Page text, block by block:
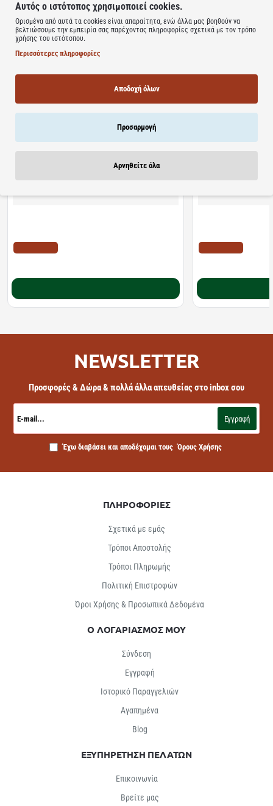
Ανάλαφρη υφή που απορροφάται άμεσα
Κατάλληλο για καθημερινή ενυδάτωση
Learn more
Bestsellers Είδατε Πρόσφατα
NEWSLETTER
Προσφορές & Δώρα & πολλά άλλα απευθείας στο inbox σου
mail...
Εγγραφή
Έχω διαβάσει και αποδέχομαι τους Όρους Χρήσης
ΠΛΗΡΟΦΟΡΙΕΣ
Σχετικά με εμάς
Τρόποι Αποστολής
Τρόποι Πληρωμής
Πολιτική Επιστροφών
Όροι Χρήσης & Προσωπικά Δεδομένα
Ο ΛΟΓΑΡΙΑΣΜΟΣ ΜΟΥ
Σύνδεση
Εγγραφή
Ιστορικό Παραγγελιών
Αγαπημένα
Βlog
ΕΞΥΠΗΡΕΤΗΣΗ ΠΕΛΑΤΩΝ
Επικοινωνία
Βρείτε μας
Αυτός ο ιστότοπος χρησιμοποιεί cookies.
Ορισμένα από αυτά τα cookies είναι απαραίτητα, ενώ άλλα μας βοηθούν να
βελτιώσουμε την εμπειρία σας παρέχοντας πληροφορίες σχετικά με τον τρόπο
χρήσης του ιστότοπου.
Περισσότερες πληροφορίες
Αποδοχή όλων
Προσαρμογή
Αρνηθείτε όλα